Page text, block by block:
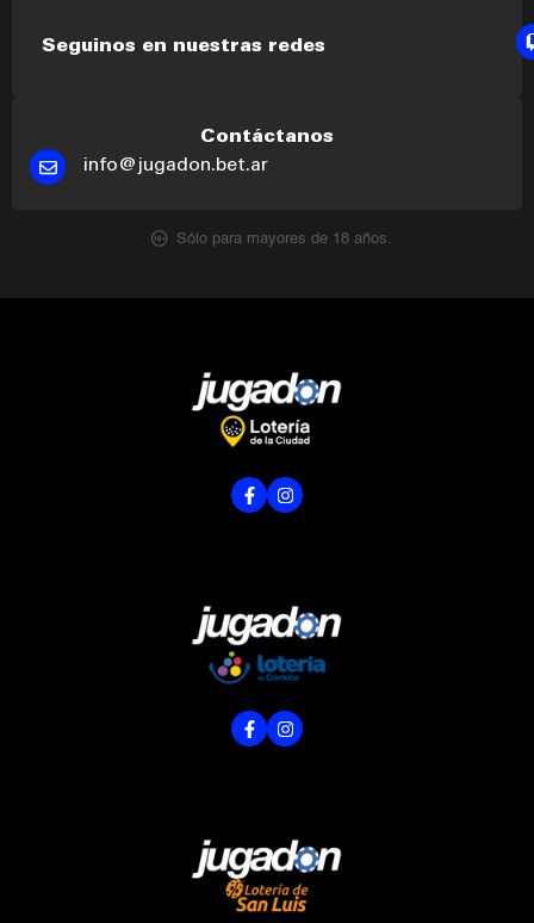
Seguinos en nuestras redes
Contáctanos
info@jugadon.bet.ar
Sólo para mayores de 18 años.